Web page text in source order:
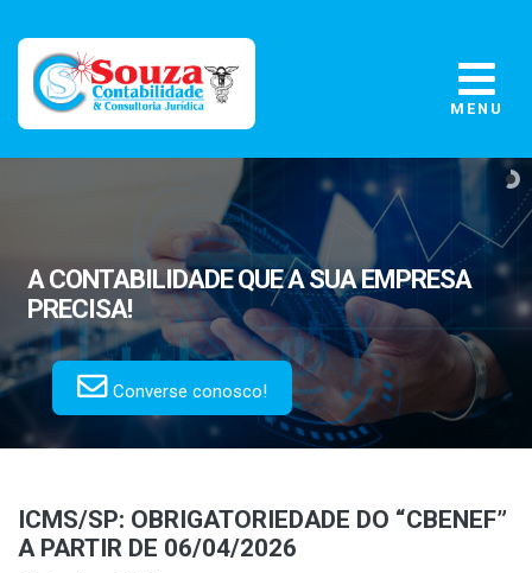
MENU
A CONTABILIDADEQUE A SUA EMPRESA
PRECISA!
Converse conosco!
ICMS/SP: OBRIGATORIEDADE DO “CBENEF”
A PARTIR DE 06/04/2026